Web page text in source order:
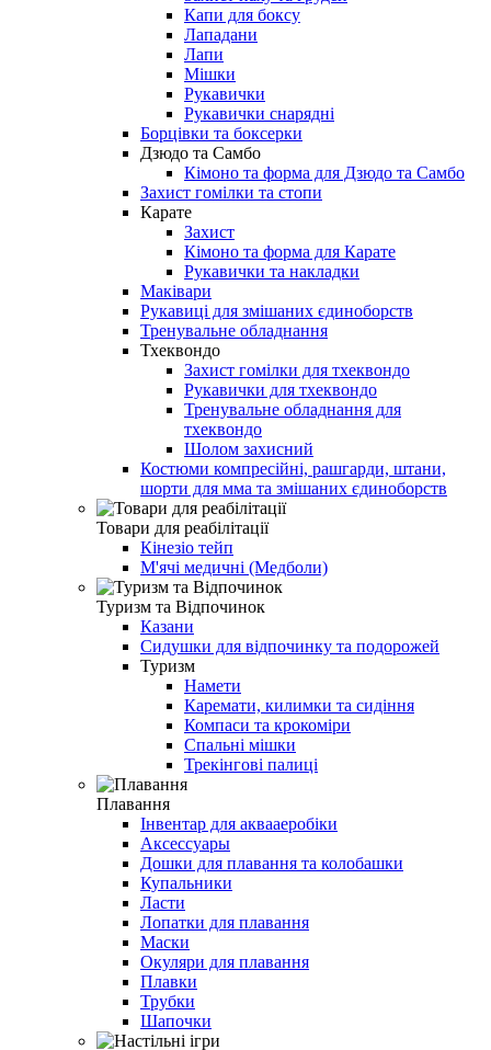
Капи для боксу
Лападани
Лапи
Мішки
Рукавички
Рукавички снарядні
Борцівки та боксерки
Дзюдо та Самбо
Кімоно та форма для Дзюдо та Самбо
Захист гомілки та стопи
Карате
Захист
Кімоно та форма для Карате
Рукавички та накладки
Маківари
Рукавиці для змішаних єдиноборств
Тренувальне обладнання
Тхеквондо
Захист гомілки для тхеквондо
Рукавички для тхеквондо
Тренувальне обладнання для
тхеквондо
Шолом захисний
Костюми компресійні, рашгарди, штани,
шорти для мма та змішаних єдиноборств
Товари для реабілітації
Кінезіо тейп
М'ячі медичні (Медболи)
Туризм та Відпочинок
Казани
Сидушки для відпочинку та подорожей
Туризм
Намети
Каремати, килимки та сидіння
Компаси та крокоміри
Спальні мішки
Трекінгові палиці
Плавання
Інвентар для аквааеробіки
Аксессуары
Дошки для плавання та колобашки
Купальники
Ласти
Лопатки для плавання
Маски
Окуляри для плавання
Плавки
Трубки
Шапочки